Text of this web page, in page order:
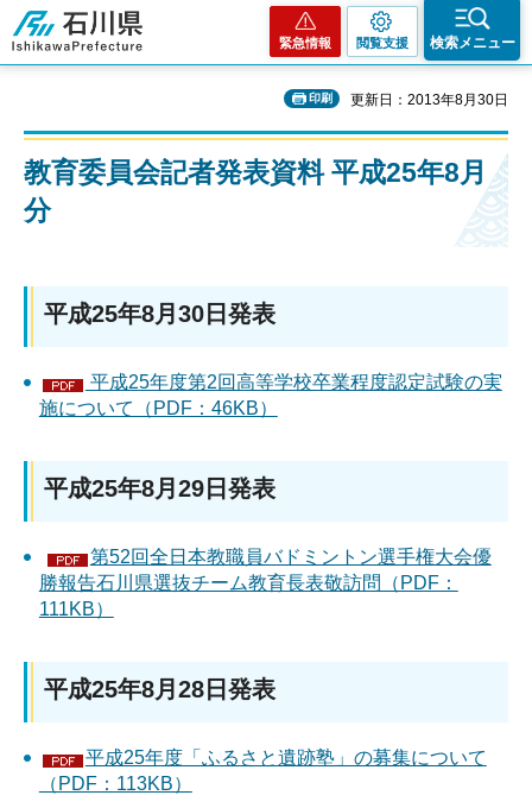
石川県
緊急情報 閲覧支援 検索メニュー
印刷 更新日：2013年8月30日
教育委員会記者発表資料 平成25年8月
分
平成25年8月30日発表
平成25年度第2回高等学校卒業程度認定試験の実
施について（PDF：46KB）
平成25年8月29日発表
第52回全日本教職員バドミントン選手権大会優
勝報告石川県選抜チーム教育長表敬訪問（PDF：
111KB）
平成25年8月28日発表
平成25年度「ふるさと遺跡塾」の募集について
（PDF：113KB）